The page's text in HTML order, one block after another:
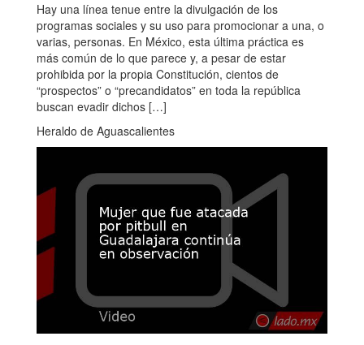
Hay una línea tenue entre la divulgación de los
programas sociales y su uso para promocionar a una, o
varias, personas. En México, esta última práctica es
más común de lo que parece y, a pesar de estar
prohibida por la propia Constitución, cientos de
“prospectos” o “precandidatos” en toda la república
buscan evadir dichos […]
Heraldo de Aguascalientes